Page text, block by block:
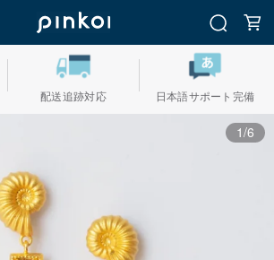
配送追跡対応 日本語サポート完備
1/6